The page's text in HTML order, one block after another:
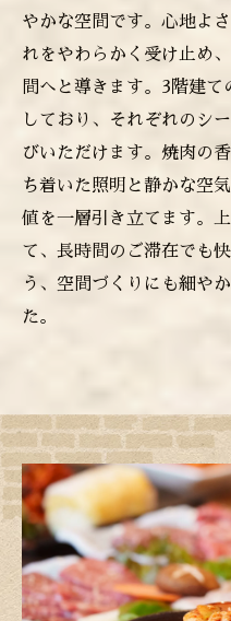
やかな空間です。心地よ
れをやわらかく受け止め
間へと導きます。3階建
しており、それぞれのシ
びいただけます。焼肉の
ち着いた照明と静かな空
値を一層引き立てます。
て、長時間のご滞在でも
う、空間づくりにも細や
た。